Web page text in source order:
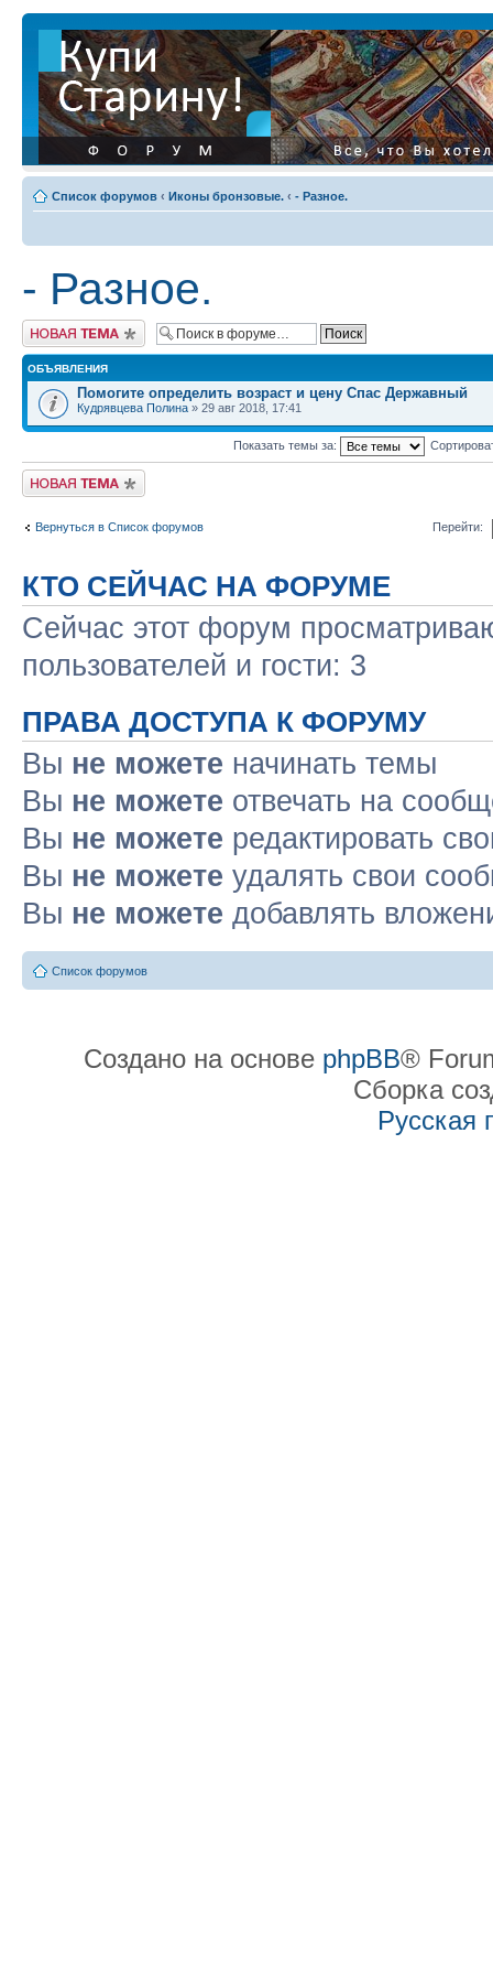
Список форумов ‹ Иконы бронзовые. ‹ - Разное.
- Разное.
Начать новую тему
ОБЪЯВЛЕНИЯ
Помогите определить возраст и цену Спас Державный
Кудрявцева Полина » 29 авг 2018, 17:41
Показать темы за:
Начать новую тему
Вернуться в Список форумов Перейти:
КТО СЕЙЧАС НА ФОРУМЕ
Сейчас этот форум
пользователей и гости: 3
ПРАВА ДОСТУПА К ФОРУМУ
Вы не можете начинать темы
Вы не можете отвечать на
Вы не можете редактировать
Вы не можете удалять свои
Вы не можете добавлять
Список форумов
Создано на основе phpBB®
Сборка
Русская